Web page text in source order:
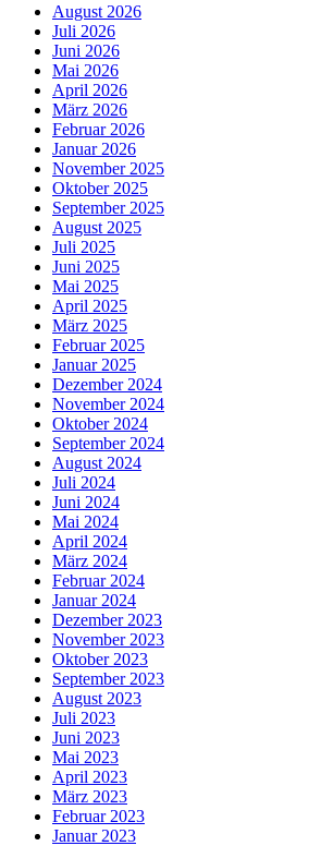
August 2026
Juli 2026
Juni 2026
Mai 2026
April 2026
März 2026
Februar 2026
Januar 2026
November 2025
Oktober 2025
September 2025
August 2025
Juli 2025
Juni 2025
Mai 2025
April 2025
März 2025
Februar 2025
Januar 2025
Dezember 2024
November 2024
Oktober 2024
September 2024
August 2024
Juli 2024
Juni 2024
Mai 2024
April 2024
März 2024
Februar 2024
Januar 2024
Dezember 2023
November 2023
Oktober 2023
September 2023
August 2023
Juli 2023
Juni 2023
Mai 2023
April 2023
März 2023
Februar 2023
Januar 2023